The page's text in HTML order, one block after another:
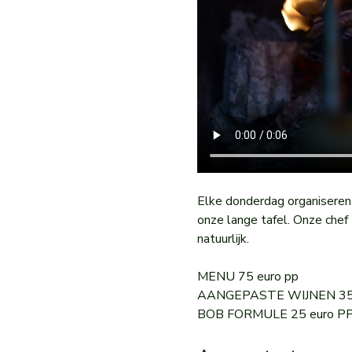
Elke donderdag
onze lange tafel. Onze
natuurlijk.
MENU 75 euro pp
AANGEPASTE WIJNEN
BOB FORMULE 25 euro